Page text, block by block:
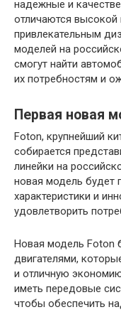
надежные и
отличаются высокой
привлекательным
моделей на
смогут найти
их потребностям и
Первая новая
Foton, крупнейший
собирается
линейки на
новая модель будет
характеристики и
удовлетворить
Новая модель Foton
двигателями,
и отличную
иметь передовые
чтобы обеспечить